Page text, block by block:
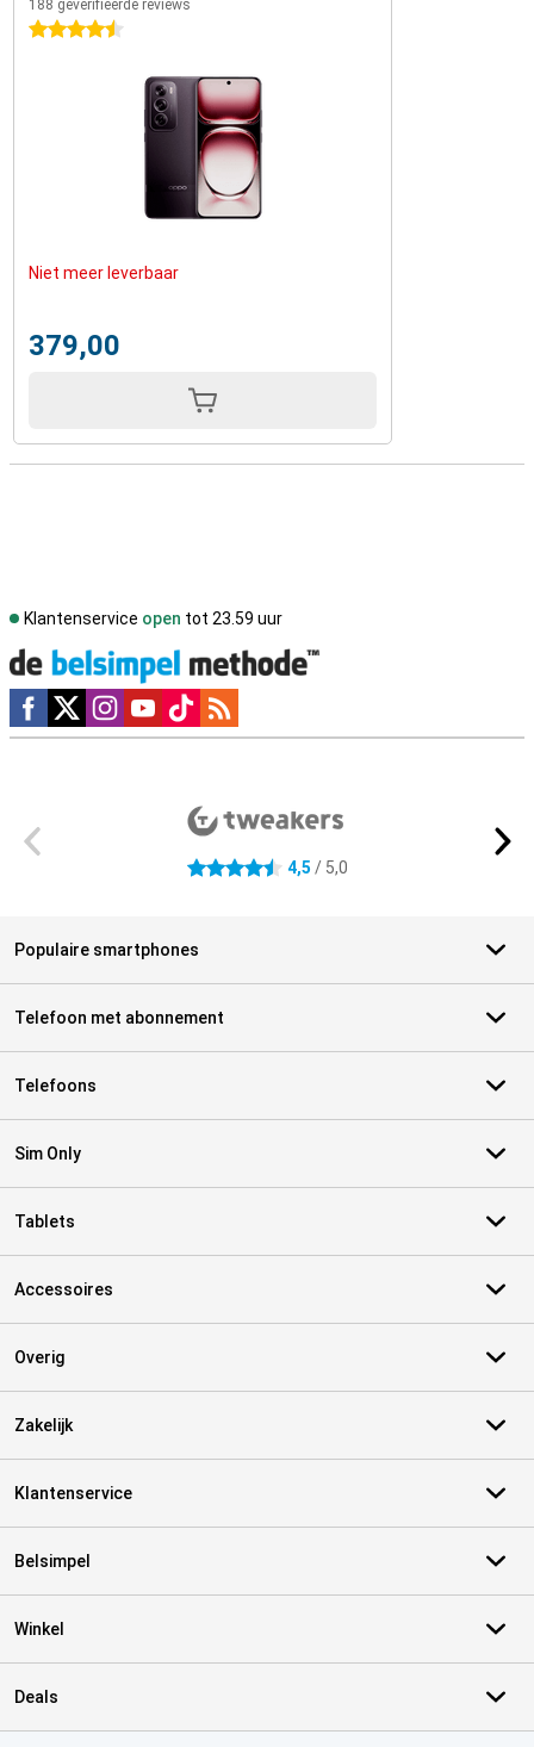
188 geverifieerde reviews
4.5 sterren
Niet meer leverbaar
379,00
Klantenservice open tot 23.59 uur
Social media
4.5 sterren 4,5 / 5,0
Populaire smartphones
Telefoon met abonnement
Telefoons
Sim Only
Tablets
Accessoires
Overig
Zakelijk
Klantenservice
Belsimpel
Winkel
Deals